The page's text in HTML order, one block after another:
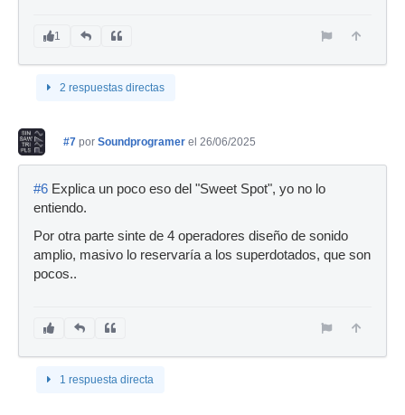
1
2 respuestas directas
#7 por Soundprogramer el 26/06/2025
#6 Explica un poco eso del "Sweet Spot", yo no lo
entiendo.
Por otra parte sinte de 4 operadores diseño de sonido
amplio, masivo lo reservaría a los superdotados, que son
pocos..
1 respuesta directa